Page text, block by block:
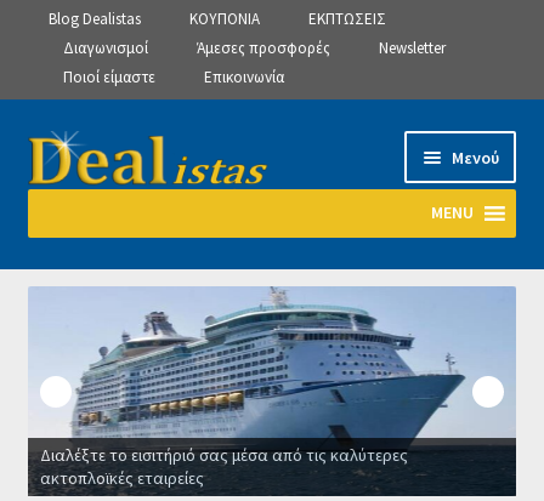
Blog Dealistas ΚΟΥΠΟΝΙΑ
ΕΚΠΤΩΣΕΙΣ
Διαγωνισμοί
Άμεσες προσφορές
Newsletter
Ποιοί είμαστε
Επικοινωνία
Απευθείας
μετάβαση
πλοήγηση
Μετάβαση
σε
Μενού
MENU
Αρχική
Manage Subscriptions
Manage Subscriptions
Manage Subscriptions
Διαλέξτε το εισιτήριό σας μέσα από τις καλύτερες
ακτοπλοϊκές εταιρείες